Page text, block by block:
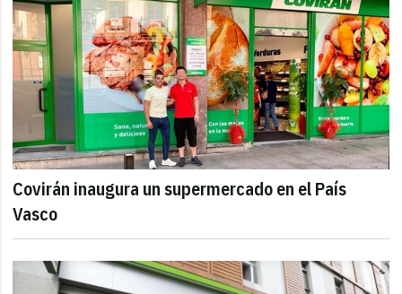
Covirán inaugura un supermercado en el País
Vasco